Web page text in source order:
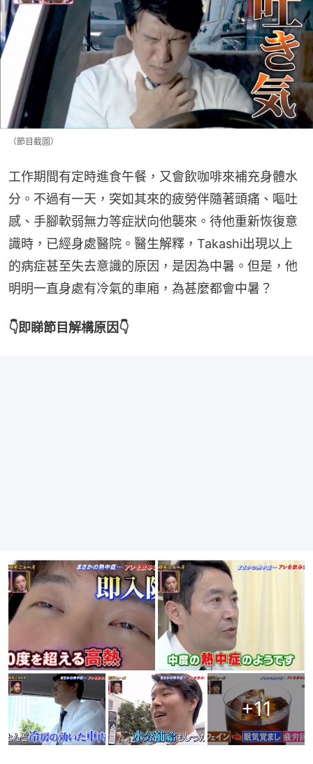
（節目截圖）
工作期間有定時進食午餐，又會飲咖啡來補充身體水
分。不過有一天，突如其來的疲勞伴隨著頭痛、嘔吐
感、手腳軟弱無力等症狀向他襲來。待他重新恢復意
識時，已經身處醫院。醫生解釋，Takashi出現以上
的病症甚至失去意識的原因，是因為中暑。但是，他
明明一直身處有冷氣的車廂，為甚麼都會中暑？
👇即睇節目解構原因👇
+11